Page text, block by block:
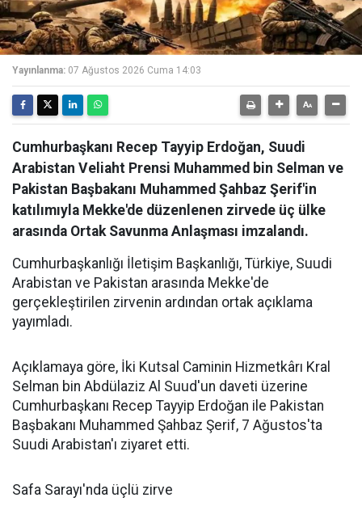
Yayınlanma: 07 Ağustos 2026 Cuma 14:03
Cumhurbaşkanı Recep Tayyip Erdoğan, Suudi
Arabistan Veliaht Prensi Muhammed bin Selman ve
Pakistan Başbakanı Muhammed Şahbaz Şerif'in
katılımıyla Mekke'de düzenlenen zirvede üç ülke
arasında Ortak Savunma Anlaşması imzalandı.
Cumhurbaşkanlığı İletişim Başkanlığı, Türkiye, Suudi
Arabistan ve Pakistan arasında Mekke'de
gerçekleştirilen zirvenin ardından ortak açıklama
yayımladı.
Açıklamaya göre, İki Kutsal Caminin Hizmetkârı Kral
Selman bin Abdülaziz Al Suud'un daveti üzerine
Cumhurbaşkanı Recep Tayyip Erdoğan ile Pakistan
Başbakanı Muhammed Şahbaz Şerif, 7 Ağustos'ta
Suudi Arabistan'ı ziyaret etti.
Safa Sarayı'nda üçlü zirve